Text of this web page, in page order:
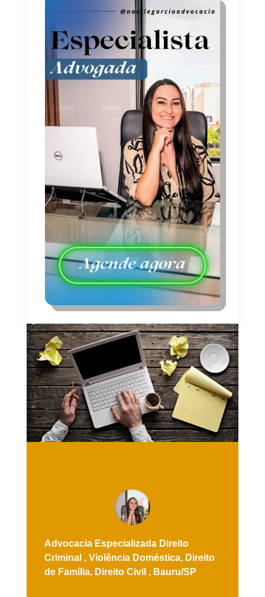
Advocacia Especializada Direito
Criminal , Violência Doméstica, Direito
de Família, Direito Civil , Bauru/SP